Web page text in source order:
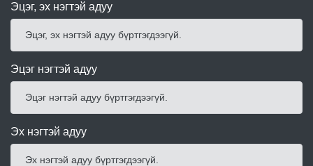
Эцэг, эх нэгтэй адуу
Эцэг, эх нэгтэй адуу бүртгэгдээгүй.
Эцэг нэгтэй адуу
Эцэг нэгтэй адуу бүртгэгдээгүй.
Эх нэгтэй адуу
Эх нэгтэй адуу бүртгэгдээгүй.